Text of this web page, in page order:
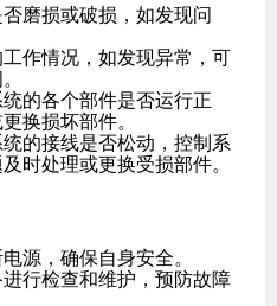
否磨损或破损，如发现问
工作情况，如发现异常，可
统的各个部件是否运行正
换损坏部件。
统的接线是否松动，控制系
时处理或更换受损部件。
源，确保自身安全。
进行检查和维护，预防故障